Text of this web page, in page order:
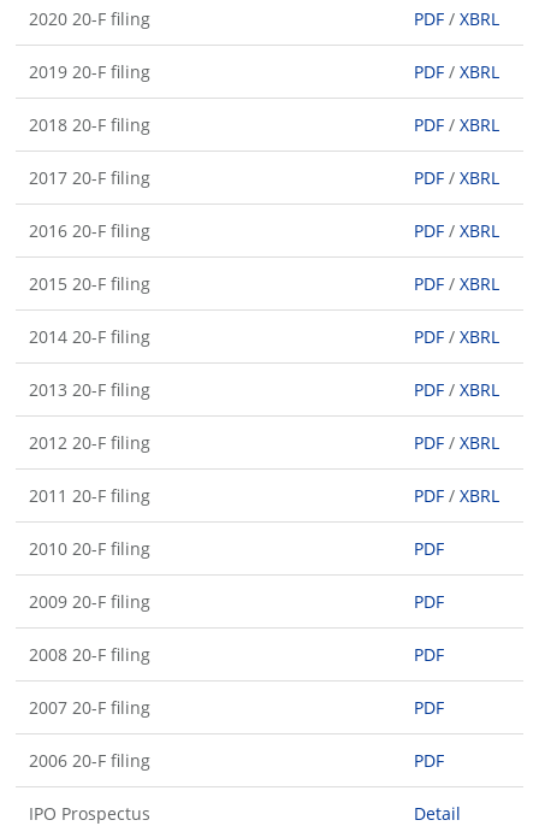
2020 20-F filing PDF /XBRL
2019 20-F filing PDF /XBRL
2018 20-F filing PDF /XBRL
2017 20-F filing PDF /XBRL
2016 20-F filing PDF /XBRL
2015 20-F filing PDF /XBRL
2014 20-F filing PDF /XBRL
2013 20-F filing PDF /XBRL
2012 20-F filing PDF /XBRL
2011 20-F filing PDF /XBRL
2010 20-F filing PDF
2009 20-F filing PDF
2008 20-F filing PDF
2007 20-F filing PDF
2006 20-F filing PDF
IPO Prospectus Detail